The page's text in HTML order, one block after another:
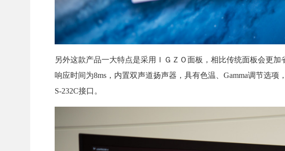
另外这款产品一大特点是采用ＩＧＺＯ面板，相比传统面板会更加
响应时间为8ms，内置双声道扬声器，具有色温、Gamma调节选
S-232C接口。